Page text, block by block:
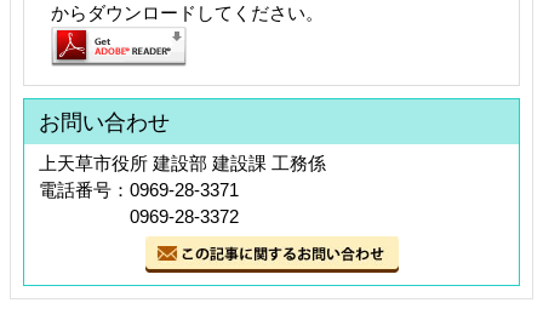
からダウンロードしてください。
お問い合わせ
上天草市役所 建設部 建設課 工務係
電話番号：0969-28-3371
0969-28-3372